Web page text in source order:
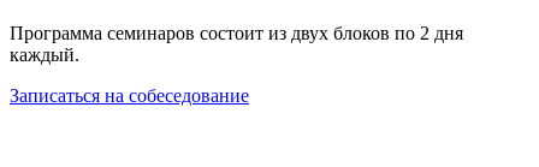
Программа семинаров состоит из двух блоков по 2 дня
каждый.
Записаться на собеседование